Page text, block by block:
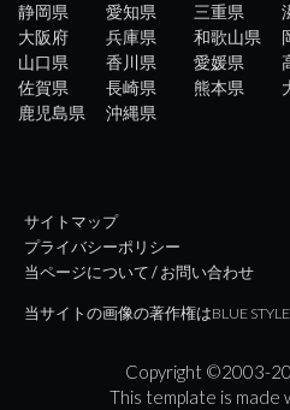
静岡県
愛知県 三重県
大阪府
兵庫県 和歌山県
山口県
香川県 愛媛県
佐賀県
長崎県 熊本県
鹿児島県
沖縄県
サイトマップ
プライバシーポリシー
当ページについて / お問い合わせ
当サイトの画像の著作権はBLUE
Copyright ©2003-
This template is made